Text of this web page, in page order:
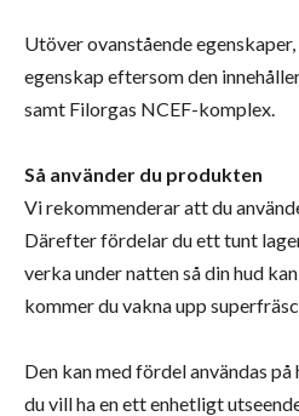
Utöver ovanstående
egenskap eftersom den
samt Filorgas NCEF-komplex.
Så använder du produkten
Vi rekommenderar att du
Därefter fördelar du ett tunt
verka under natten så din hud
kommer du vakna upp
Den kan med fördel användas
du vill ha en ett enhetligt